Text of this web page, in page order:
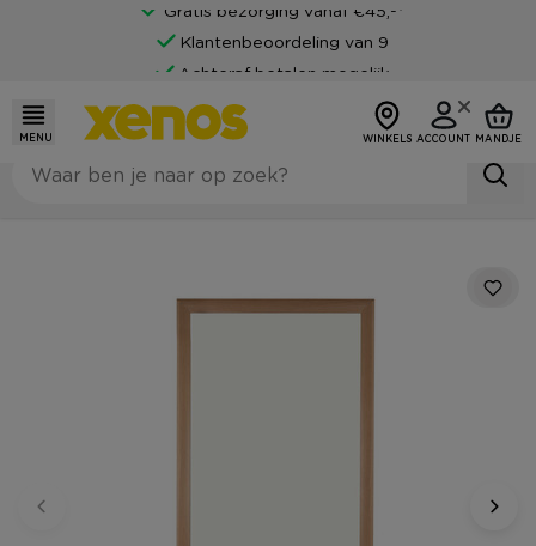
Gratis bezorging vanaf €45,-*
Klantenbeoordeling van 9
Achteraf betalen mogelijk
MENU WINKELS ACCOUNT MANDJE